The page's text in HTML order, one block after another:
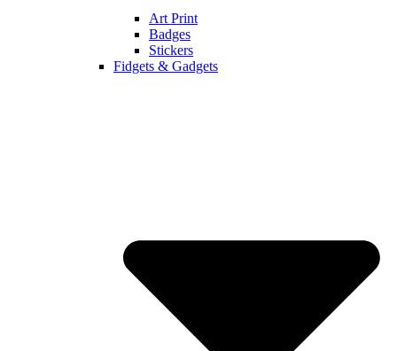
Art Print
Badges
Stickers
Fidgets & Gadgets